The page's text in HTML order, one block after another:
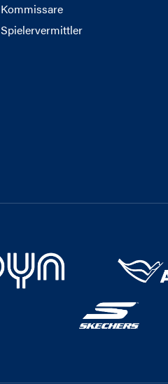
Kommissare
Spielervermittler